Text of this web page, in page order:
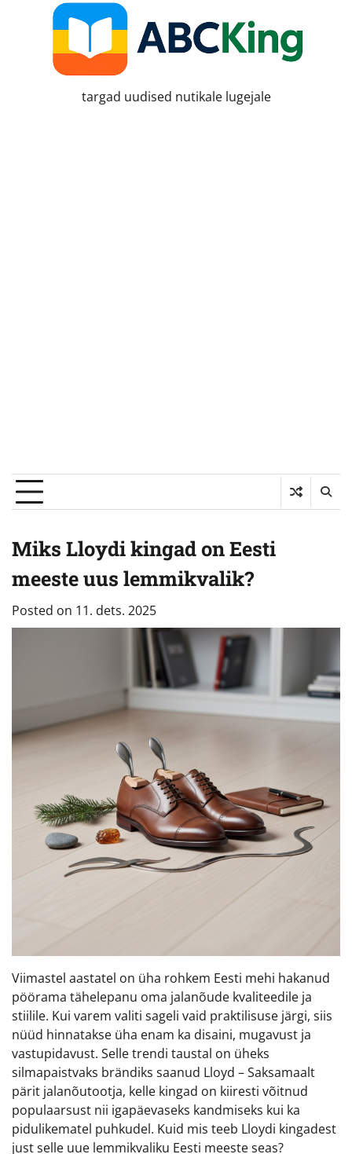
targad uudised nutikale lugejale
Miks Lloydi kingad on Eesti
meeste uus lemmikvalik?
Posted on 11. dets. 2025
Viimastel aastatel on üha rohkem Eesti mehi hakanud
pöörama tähelepanu oma jalanõude kvaliteedile ja
stiilile. Kui varem valiti sageli vaid praktilisuse järgi, siis
nüüd hinnatakse üha enam ka disaini, mugavust ja
vastupidavust. Selle trendi taustal on üheks
silmapaistvaks brändiks saanud Lloyd – Saksamaalt
pärit jalanõutootja, kelle kingad on kiiresti võitnud
populaarsust nii igapäevaseks kandmiseks kui ka
pidulikematel puhkudel. Kuid mis teeb Lloydi kingadest
just selle uue lemmikvaliku Eesti meeste seas?